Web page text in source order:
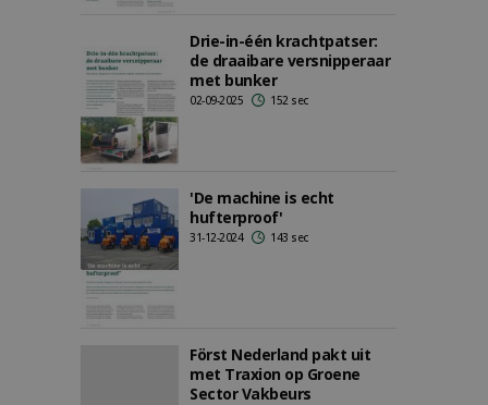
Drie-in-één krachtpatser:
de draaibare versnipperaar
met bunker
02-09-2025 152 sec
'De machine is echt
hufterproof'
31-12-2024 143 sec
Först Nederland pakt uit
met Traxion op Groene
Sector Vakbeurs